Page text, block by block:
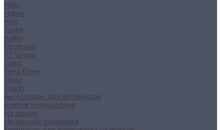
Hakr
Hapro
Inno
Junior
Koffer
Neumann
PT Group
Sotra
Terra Drive
Thule
Yuago
Аксессуары для автобоксов
Крепеж велосипедов
На крышу
На крышку багажника